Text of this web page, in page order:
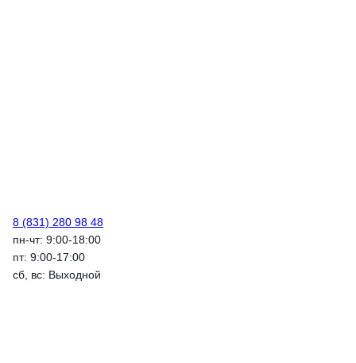
8 (831) 280 98 48
пн-чт: 9:00-18:00
пт: 9:00-17:00
сб, вс: Выходной